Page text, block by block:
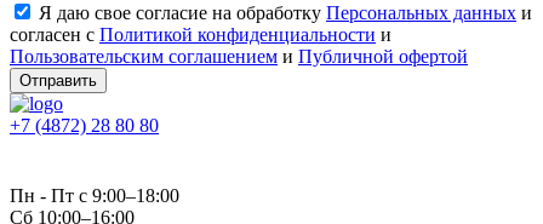
Я даю свое согласие на обработку Персональных данных и
согласен с Политикой конфиденциальности и
Пользовательским соглашением и Публичной офертой
Отправить
+7 (4872) 28 80 80
Пн - Пт с 9:00–18:00
Сб 10:00–16:00